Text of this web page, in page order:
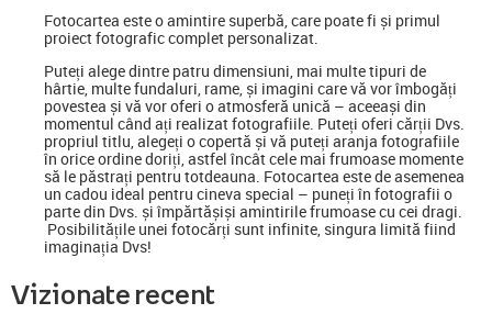
Fotocartea este o amintire superbă, care poate fi și primul
proiect fotografic complet personalizat.
Puteți alege dintre patru dimensiuni, mai multe tipuri de
hârtie, multe fundaluri, rame, și imagini care vă vor îmbogăți
povestea și vă vor oferi o atmosferă unică – aceeași din
momentul când ați realizat fotografiile. Puteți oferi cărții Dvs.
propriul titlu, alegeți o copertă și vă puteți aranja fotografiile
în orice ordine doriți, astfel încât cele mai frumoase momente
să le păstrați pentru totdeauna. Fotocartea este de asemenea
un cadou ideal pentru cineva special – puneți în fotografii o
parte din Dvs. și împărtășiși amintirile frumoase cu cei dragi.
Posibilitățile unei fotocărți sunt infinite, singura limită fiind
imaginația Dvs!
Vizionate recent